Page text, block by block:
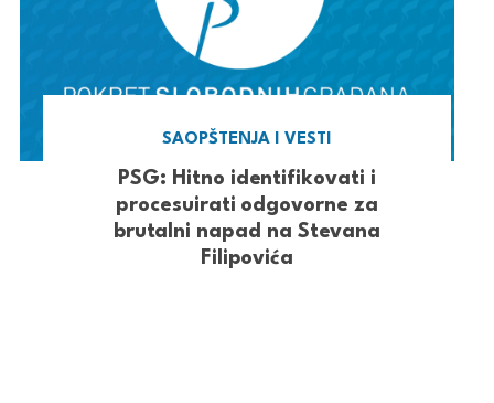
SAOPŠTENJA I VESTI
PSG: Hitno identifikovati i
procesuirati odgovorne za
brutalni napad na Stevana
Filipovića